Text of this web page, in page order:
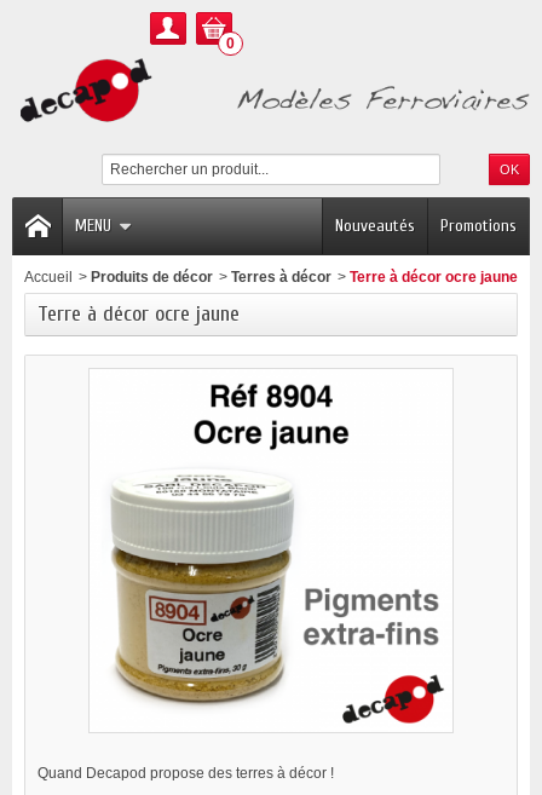
0
MENU Promotions
Nouveautés
Accueil > Produits de décor > Terres à décor > Terre à décor ocre jaune
Terre à décor ocre jaune
Quand Decapod propose des terres à décor !